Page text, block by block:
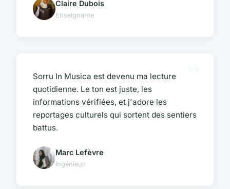
Claire Dubois
Enseignante
Sorru In Musica est devenu ma lecture
quotidienne. Le ton est juste, les
informations vérifiées, et j'adore les
reportages culturels qui sortent des sentiers
battus.
Marc Lefèvre
Ingénieur